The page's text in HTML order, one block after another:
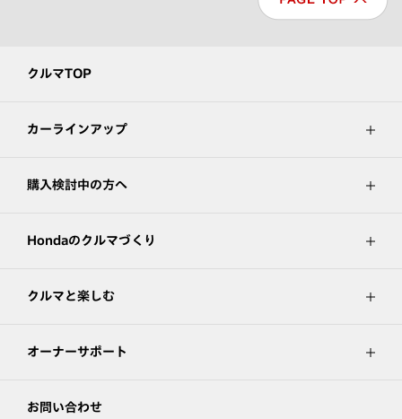
クルマTOP
カーラインアップ
購入検討中の方へ
Hondaのクルマづくり
クルマと楽しむ
オーナーサポート
お問い合わせ